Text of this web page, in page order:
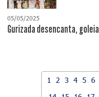
05/05/2025
Gurizada desencanta,
1 2 3 4 5 6